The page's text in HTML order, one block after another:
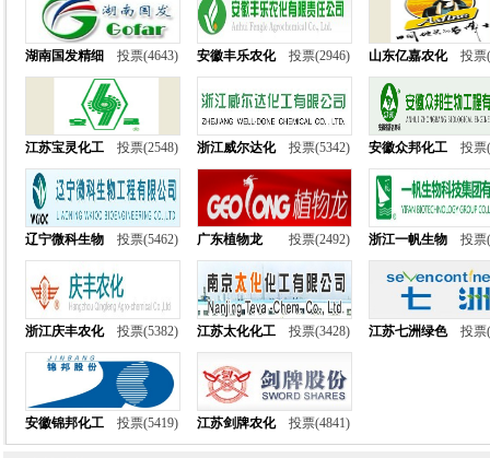
湖南国发精细 投票(4643) 安徽丰乐农化 投票(2946) 山东亿嘉农化 投票
江苏宝灵化工 投票(2548) 浙江威尔达化 投票(5342) 安徽众邦化工 投票
辽宁微科生物 投票(5462) 广东植物龙 投票(2492) 浙江一帆生物 投票
浙江庆丰农化 投票(5382) 江苏太化化工 投票(3428) 江苏七洲绿色 投票
安徽锦邦化工 投票(5419) 江苏剑牌农化 投票(4841)